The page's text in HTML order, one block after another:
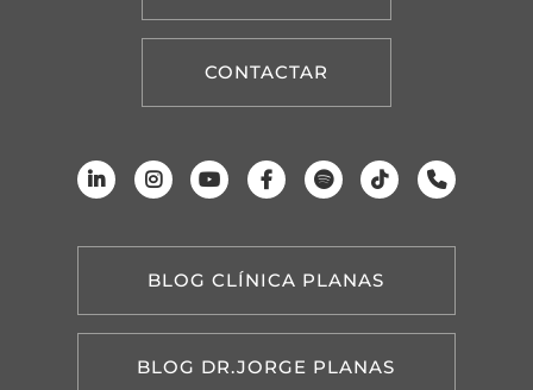
CONTACTAR
BLOG CLÍNICA PLANAS
BLOG DR.JORGE PLANAS